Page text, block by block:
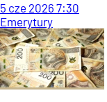
5 cze 2026 7:30
Emerytury